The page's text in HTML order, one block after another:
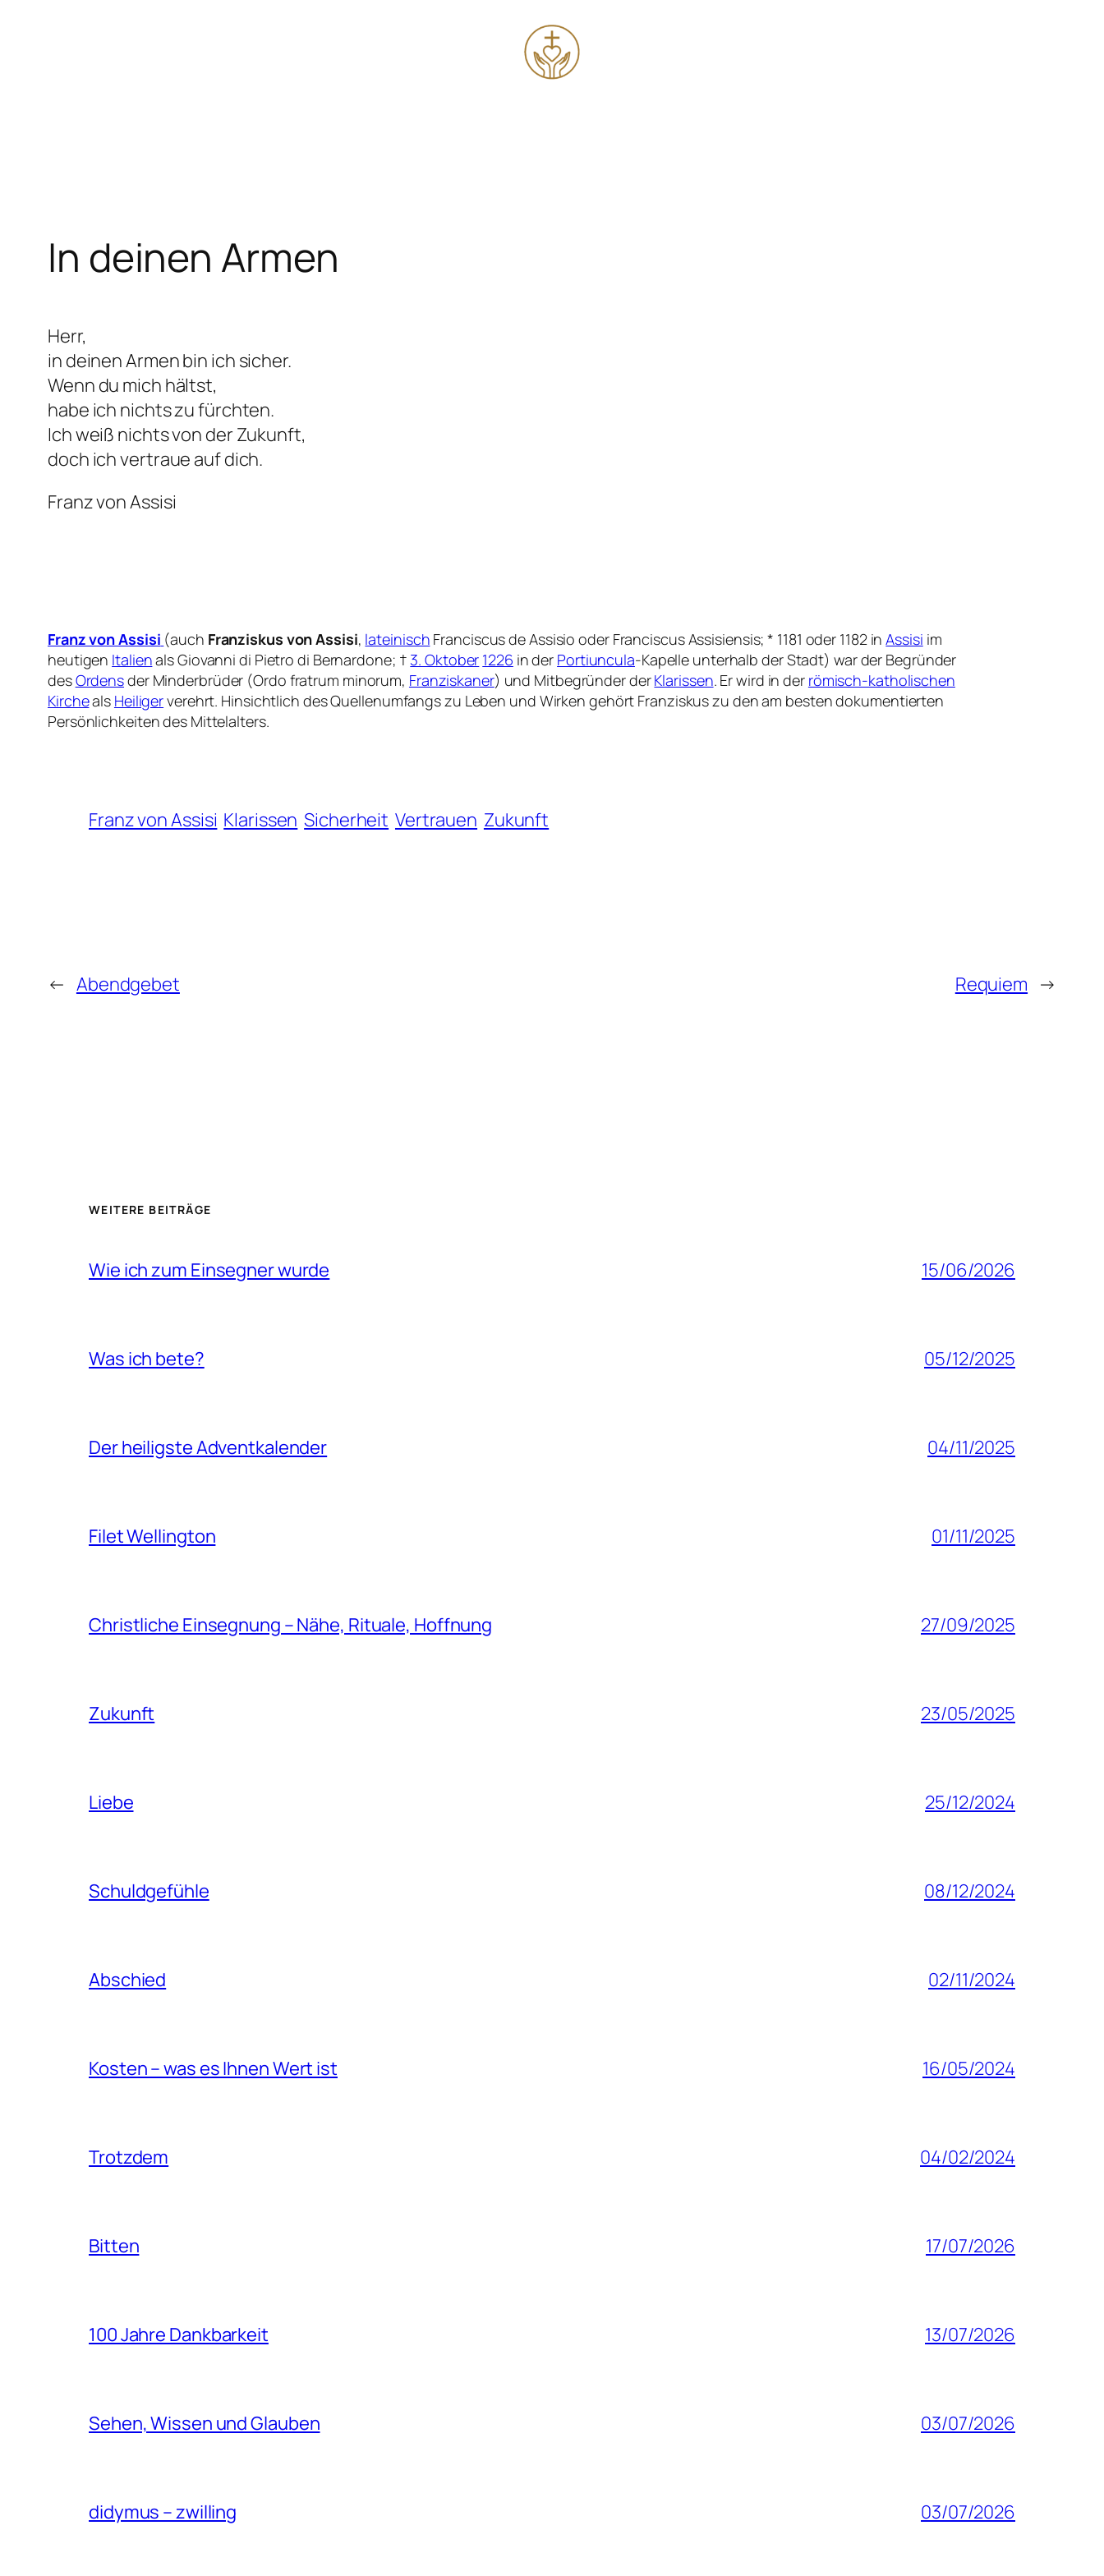
In deinen Armen
Herr,
in deinen Armen bin ich sicher.
Wenn du mich hältst,
habe ich nichts zu fürchten.
Ich weiß nichts von der Zukunft,
doch ich vertraue auf dich.
Franz von Assisi
Franz von Assisi (auch Franziskus von Assisi, lateinisch Franciscus de Assisio oder Franciscus Assisiensis; * 1181 oder 1182 inAssisi im
heutigen ItalienalsGiovanni di Pietro di Bernardone; †3. Oktober 1226 in der Portiuncula-Kapelle unterhalb der Stadt) war der Begründer
desOrdensder Minderbrüder (Ordo fratrum minorum, Franziskaner) und Mitbegründer derKlarissen. Er wird in der römisch-katholischen
Kircheals Heiligerverehrt. Hinsichtlich des Quellenumfangs zu Leben und Wirken gehört Franziskus zu den am besten dokumentierten
Persönlichkeiten des Mittelalters.
Franz von Assisi Klarissen Sicherheit Vertrauen Zukunft
← Abendgebet Requiem →
WEITERE BEITRÄGE
Wie ich zum Einsegner wurde 15/06/2026
Was ich bete? 05/12/2025
Der heiligste Adventkalender 04/11/2025
Filet Wellington 01/11/2025
Christliche Einsegnung – Nähe, Rituale, Hoffnung 27/09/2025
Zukunft 23/05/2025
Liebe 25/12/2024
Schuldgefühle 08/12/2024
Abschied 02/11/2024
Kosten – was es Ihnen Wert ist 16/05/2024
Trotzdem 04/02/2024
Bitten 17/07/2026
100 Jahre Dankbarkeit 13/07/2026
Sehen, Wissen und Glauben 03/07/2026
didymus – zwilling 03/07/2026